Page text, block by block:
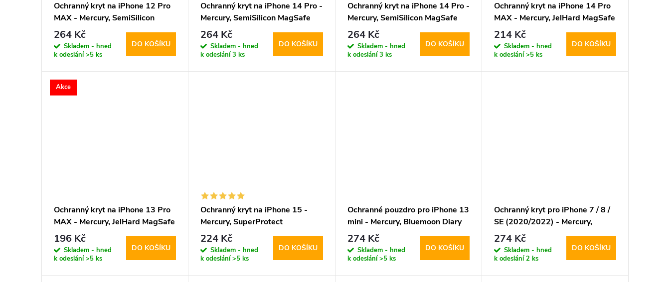
Ochranný kryt na iPhone 12 Pro
MAX - Mercury, SemiSilicon
MagSafe Black
264 Kč
Skladem - hned
k odeslání>5 ks
DO KOŠÍKU
Ochranný kryt na iPhone 14 Pro -
Mercury, SemiSilicon MagSafe
Purple
264 Kč
Skladem - hned
k odeslání3 ks
DO KOŠÍKU
Ochranný kryt na iPhone 14 Pro -
Mercury, SemiSilicon MagSafe
Black
264 Kč
Skladem - hned
k odeslání3 ks
DO KOŠÍKU
Ochranný kryt na iPhone 14 Pro
MAX - Mercury, JelHard MagSafe
Transparent
214 Kč
Skladem - hned
k odeslání>5 ks
DO KOŠÍKU
Akce
Ochranný kryt na iPhone 13 Pro
MAX - Mercury, JelHard MagSafe
Transparent
196 Kč
Skladem - hned
k odeslání>5 ks
DO KOŠÍKU
Ochranný kryt na iPhone 15 -
Mercury, SuperProtect
Transparent
224 Kč
Skladem - hned
k odeslání>5 ks
DO KOŠÍKU
Ochranné pouzdro pro iPhone 13
mini - Mercury, Bluemoon Diary
Navy
274 Kč
Skladem - hned
k odeslání>5 ks
DO KOŠÍKU
Ochranný kryt pro iPhone 7 / 8 /
SE (2020/2022) - Mercury,
Silicone Black
274 Kč
Skladem - hned
k odeslání2 ks
DO KOŠÍKU